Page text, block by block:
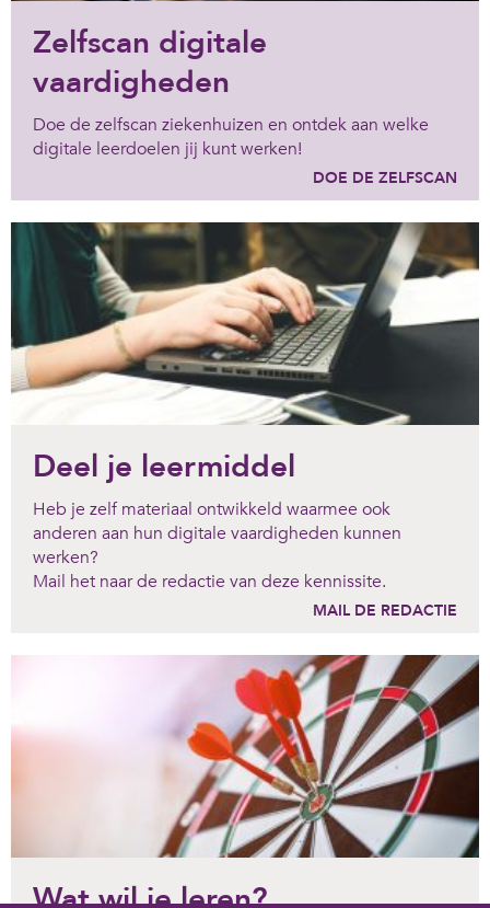
Zelfscan digitale
vaardigheden
Doe de zelfscan ziekenhuizen en ontdek aan welke
digitale leerdoelen jij kunt werken!
DOE DE ZELFSCAN
Deel je leermiddel
Heb je zelf materiaal ontwikkeld waarmee ook
anderen aan hun digitale vaardigheden kunnen
werken?
Mail het naar de redactie van deze kennissite.
MAIL DE REDACTIE
Wat wil je leren?